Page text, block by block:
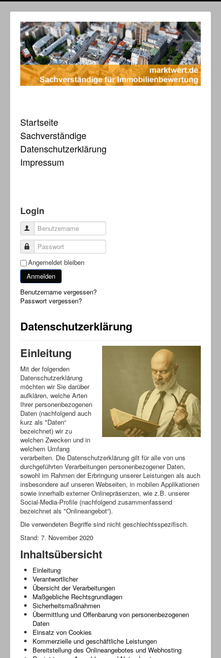
Startseite
Sachverständige
Datenschutzerklärung
Impressum
Login
Benutzername
Passwort
Angemeldet bleiben
Anmelden
Benutzername vergessen?
Passwort vergessen?
Datenschutzerklärung
Einleitung
Mit der folgenden
Datenschutzerklärung
möchten wir Sie darüber
aufklären, welche Arten
Ihrer personenbezogenen
Daten (nachfolgend auch
kurz als "Daten“
bezeichnet) wir zu
welchen Zwecken und in
welchem Umfang
verarbeiten. Die Datenschutzerklärung gilt für alle von uns
durchgeführten Verarbeitungen personenbezogener Daten,
sowohl im Rahmen der Erbringung unserer Leistungen als auch
insbesondere auf unseren Webseiten, in mobilen Applikationen
sowie innerhalb externer Onlinepräsenzen, wie z.B. unserer
Social-Media-Profile (nachfolgend zusammenfassend
bezeichnet als "Onlineangebot“).
Die verwendeten Begriffe sind nicht geschlechtsspezifisch.
Stand: 7. November 2020
Inhaltsübersicht
Einleitung
Verantwortlicher
Übersicht der Verarbeitungen
Maßgebliche Rechtsgrundlagen
Sicherheitsmaßnahmen
Übermittlung und Offenbarung von personenbezogenen
Daten
Einsatz von Cookies
Kommerzielle und geschäftliche Leistungen
Bereitstellung des Onlineangebotes und Webhosting